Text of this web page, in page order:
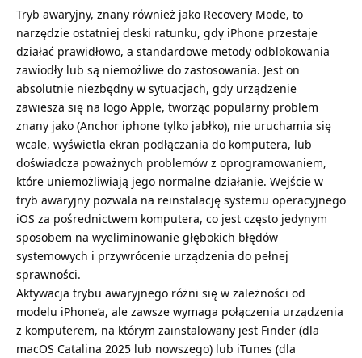
Tryb awaryjny, znany również jako Recovery Mode, to
narzędzie ostatniej deski ratunku, gdy iPhone przestaje
działać prawidłowo, a standardowe metody odblokowania
zawiodły lub są niemożliwe do zastosowania. Jest on
absolutnie niezbędny w sytuacjach, gdy urządzenie
zawiesza się na logo Apple, tworząc popularny problem
znany jako (Anchor iphone tylko jabłko), nie uruchamia się
wcale, wyświetla ekran podłączania do komputera, lub
doświadcza poważnych problemów z oprogramowaniem,
które uniemożliwiają jego normalne działanie. Wejście w
tryb awaryjny pozwala na reinstalację systemu operacyjnego
iOS za pośrednictwem komputera, co jest często jedynym
sposobem na wyeliminowanie głębokich błędów
systemowych i przywrócenie urządzenia do pełnej
sprawności.
Aktywacja trybu awaryjnego różni się w zależności od
modelu iPhone’a, ale zawsze wymaga połączenia urządzenia
z komputerem, na którym zainstalowany jest Finder (dla
macOS Catalina 2025 lub nowszego) lub iTunes (dla